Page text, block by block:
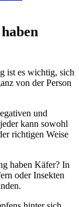
ist es wichtig, sich
von der Person
und
kann sowohl
richtigen Weise
haben Käfer? In
oder Insekten